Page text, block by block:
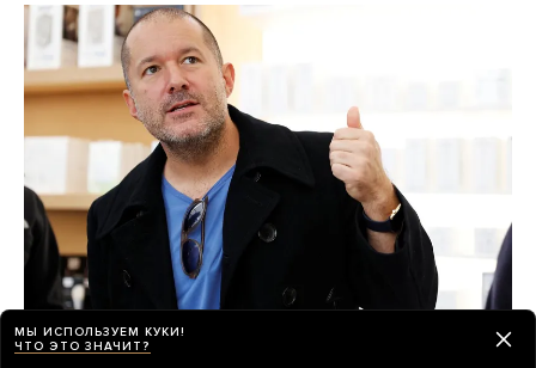
Секретное ИИ-устройство OpenAI — это
МЫ ИСПОЛЬЗУЕМ КУКИ!
ЧТО ЭТО ЗНАЧИТ?